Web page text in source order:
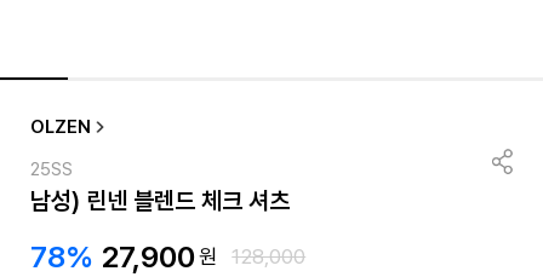
OLZEN
25SS
남성) 린넨 블렌드 체크 셔츠
78% 27,900원 128,000